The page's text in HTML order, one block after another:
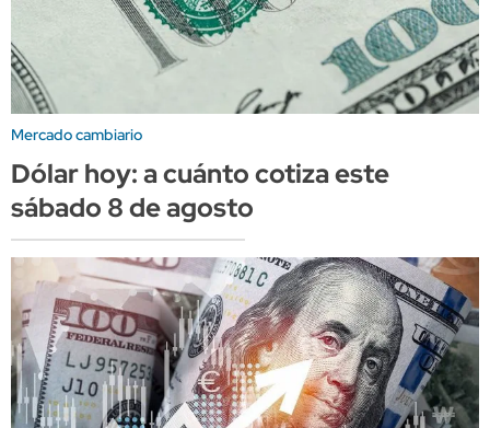
Mercado cambiario
Dólar hoy: a cuánto cotiza este
sábado 8 de agosto